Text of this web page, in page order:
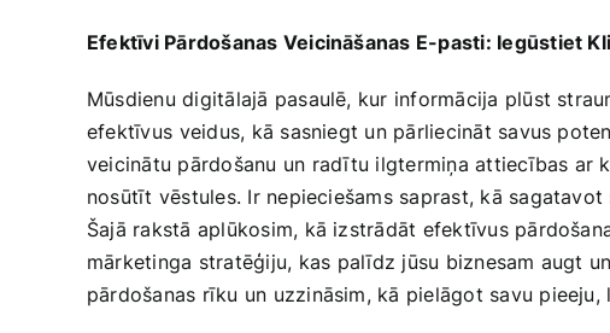
Efektīvi Pārdošanas‍ Veicināšanas E-pasti: Iegūstiet
Mūsdienu digitālajā pasaulē, kur informācija plūst
efektīvus ⁢veidus, kā sasniegt un pārliecināt savus
veicinātu pārdošanu ⁢un​ radītu ilgtermiņa attiecības ar
nosūtīt vēstules. Ir nepieciešams saprast, kā
Šajā rakstā ‌aplūkosim, kā izstrādāt ‌efektīvus
mārketinga stratēģiju, kas⁤ palīdz jūsu biznesam augt
pārdošanas rīku​ un uzzināsim, kā pielāgot savu